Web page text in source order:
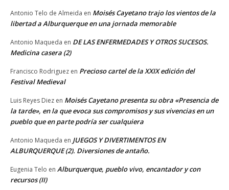
Antonio Telo de Almeida en Moisés Cayetano trajo los vientos de la
libertad a Alburquerque en una jornada memorable
Antonio Maqueda en DE LAS ENFERMEDADES Y OTROS SUCESOS.
Medicina casera (2)
Francisco Rodriguez en Precioso cartel de la XXIX edición del
Festival Medieval
Luis Reyes Diez en Moisés Cayetano presenta su obra «Presencia de
la tarde», en la que evoca sus compromisos y sus vivencias en un
pueblo que en parte podría ser cualquiera
Antonio Maqueda en JUEGOS Y DIVERTIMENTOS EN
ALBURQUERQUE (2). Diversiones de antaño.
Eugenia Telo en Alburquerque, pueblo vivo, encantador y con
recursos (II)